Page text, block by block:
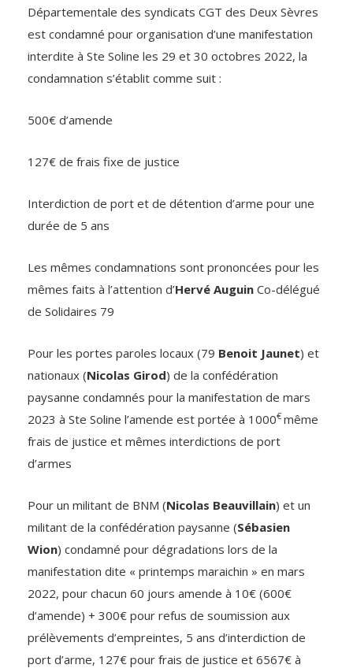
Départementale des syndicats CGT des Deux Sèvres
est condamné pour organisation d’une manifestation
interdite à Ste Soline les 29 et 30 octobres 2022, la
condamnation s’établit comme suit :
500€ d’amende
127€ de frais fixe de justice
Interdiction de port et de détention d’arme pour une
durée de 5 ans
Les mêmes condamnations sont prononcées pour les
mêmes faits à l’attention d’Hervé Auguin Co-délégué
de Solidaires 79
Pour les portes paroles locaux (79 Benoit Jaunet) et
nationaux (Nicolas Girod) de la confédération
paysanne condamnés pour la manifestation de mars
2023 à Ste Soline l’amende est portée à 1000€ même
frais de justice et mêmes interdictions de port
d’armes
Pour un militant de BNM (Nicolas Beauvillain) et un
militant de la confédération paysanne (Sébasien
Wion) condamné pour dégradations lors de la
manifestation dite « printemps maraichin » en mars
2022, pour chacun 60 jours amende à 10€ (600€
d’amende) + 300€ pour refus de soumission aux
prélèvements d’empreintes, 5 ans d’interdiction de
port d’arme, 127€ pour frais de justice et 6567€ à